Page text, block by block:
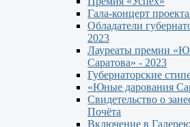
Гала-концерт
Обладатели
2023
Лауреаты премии
Саратова» - 2023
Губернаторские
«Юные дарования
Свидетельство о
Почёта
Включение в